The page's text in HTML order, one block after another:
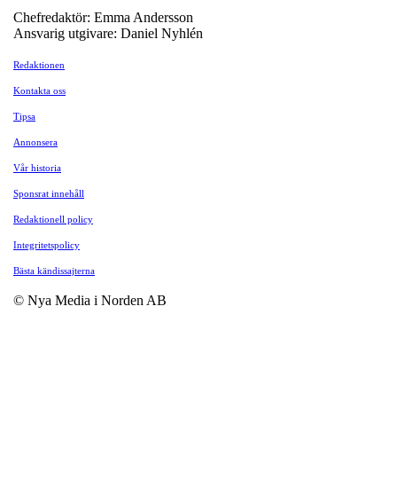
Chefredaktör: Emma Andersson
Ansvarig utgivare: Daniel Nyhlén
Redaktionen
Kontakta oss
Tipsa
Annonsera
Vår historia
Sponsrat innehåll
Redaktionell policy
Integritetspolicy
Bästa kändissajterna
© Nya Media i Norden AB